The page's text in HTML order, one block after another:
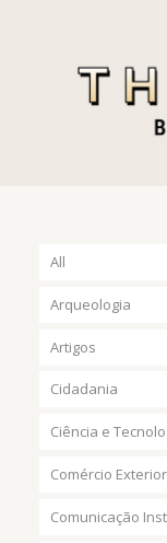
All
Arqueologia
Artigos
Cidadania
Ciência e
Comércio Exterior
Comunicação